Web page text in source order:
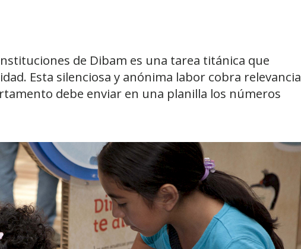
de Dibam es una tarea titánica que
Esta silenciosa y anónima labor cobra relevancia
debe enviar en una planilla los números